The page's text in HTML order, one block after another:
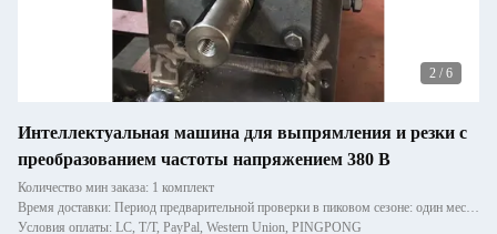
2 / 6
Интеллектуальная машина для выпрямления и резки с
преобразованием частоты напряжением 380 В
Количество мин заказа: 1 комплект
Время доставки: Период предварительной проверки в пиковом сезоне: один месяц, вне сезона: в течение 15 рабочих дней
Условия оплаты: LC, T/T, PayPal, Western Union, PINGPONG